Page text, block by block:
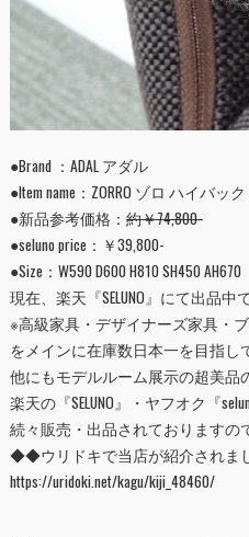
●Brand ：ADAL アダル
●Item name：ZORRO ゾロ ハイバ
●新品参考価格： 約￥74,800-
●seluno price：￥39,800-
●Size：W590 D600 H810 SH450 AH670
現在、楽天『SELUNO』にて出品中で
※高級家具・デザイナーズ家具・
をメインに在庫数日本一を目指し
他にもモデルルーム展示の超美品
楽天の『SELUNO』・ヤフオク『
続々販売・出品されておりますの
◆◆ウリドキで当店が紹介され
https://uridoki.net/kagu/kiji_48460/